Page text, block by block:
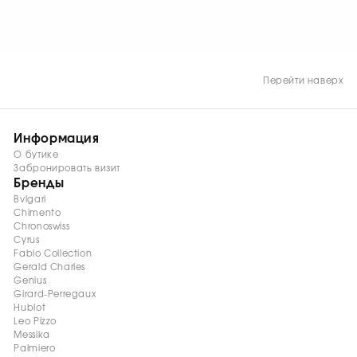
Перейти наверх
Информация
О бутике
Забронировать визит
Бренды
Bvlgari
Chimento
Chronoswiss
Cyrus
Fabio Collection
Gerald Charles
Genius
Girard-Perregaux
Hublot
Leo Pizzo
Messika
Palmiero